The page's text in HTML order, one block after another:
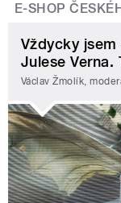
E-SHOP
Vždycky
Julese
Václav Žmolík,